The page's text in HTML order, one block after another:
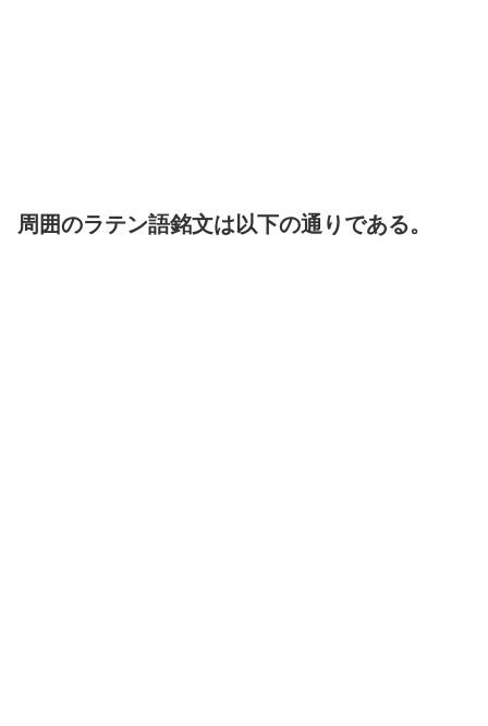
周囲のラテン語銘文は以下の通りである。